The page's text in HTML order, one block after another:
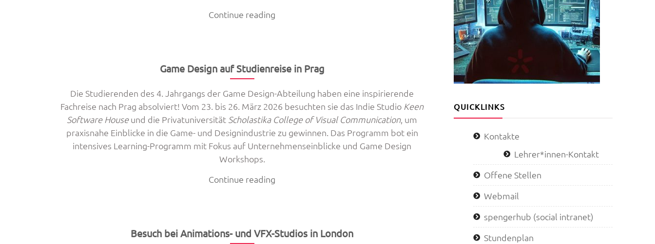
Continue reading
zur
2026
nach
München“
Game Design auf Studienreise in Prag
Die Studierenden des 4. Jahrgangs der Game Design-Abteilung haben eine inspirierende
Fachreise nach Prag absolviert! Vom 23. bis 26. März 2026 besuchten sie das Indie Studio Keen
Software Houseund die Privatuniversität Scholastika College of Visual Communication, um
praxisnahe Einblicke in die Game- und Designindustrie zu gewinnen. Das Programm bot ein
intensives Learning-Programm mit Fokus auf Unternehmenseinblicke und Game Design
Workshops.
Continue reading
in
Besuch bei Animations- und VFX-Studios in London
QUICKLINKS
Kontakte
Lehrer*innen-Kontakt
Offene Stellen
Webmail
spengerhub (social intranet)
Stundenplan